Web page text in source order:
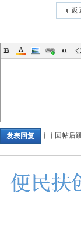
返
发表回复 回帖后